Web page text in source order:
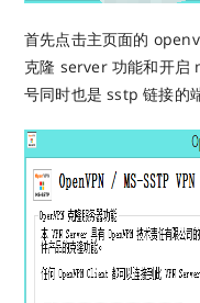
首先点击主页面的
克隆 server 功能和开启
号同时也是 sstp 链接的